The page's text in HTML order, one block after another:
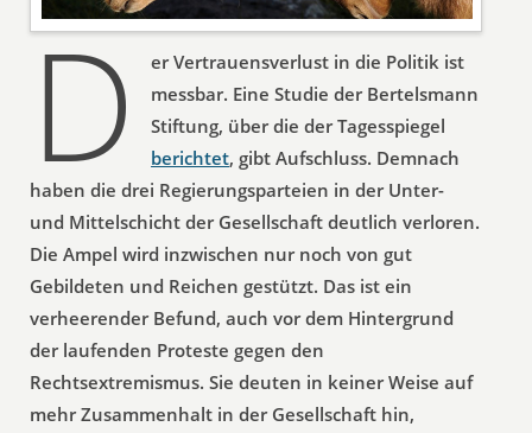
D
er Vertrauensverlust in die Politik ist
messbar. Eine Studie der Bertelsmann
Stiftung, über die der Tagesspiegel
berichtet, gibt Aufschluss. Demnach
haben die drei Regierungsparteien in der Unter-
und Mittelschicht der Gesellschaft deutlich verloren.
Die Ampel wird inzwischen nur noch von gut
Gebildeten und Reichen gestützt. Das ist ein
verheerender Befund, auch vor dem Hintergrund
der laufenden Proteste gegen den
Rechtsextremismus. Sie deuten in keiner Weise auf
mehr Zusammenhalt in der Gesellschaft hin,